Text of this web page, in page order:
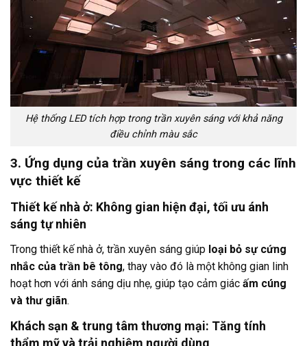
Hệ thống LED tích hợp trong trần xuyên sáng với khả năng
điều chỉnh màu sắc
3. Ứng dụng của trần xuyên sáng trong các lĩnh
vực thiết kế
Thiết kế nhà ở: Không gian hiện đại, tối ưu ánh
sáng tự nhiên
Trong thiết kế nhà ở, trần xuyên sáng giúp loại bỏ sự cứng
nhắc của trần bê tông, thay vào đó là một không gian linh
hoạt hơn với ánh sáng dịu nhẹ, giúp tạo cảm giác ấm cúng
và thư giãn.
Khách sạn & trung tâm thương mại: Tăng tính
thẩm mỹ và trải nghiệm người dùng